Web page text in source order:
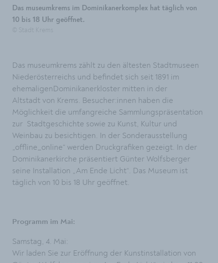
Das museumkrems im Dominikanerkomplex hat täglich von
10 bis 18 Uhr geöffnet.
Das museumkrems zählt zu den ältesten Stadtmuseen
Niederösterreichs und befindet sich seit 1891 im
ehemaligenDominikanerkloster mitten in der
Altstadt von Krems. Besucher:innen haben die
Möglichkeit die umfangreiche Sammlungspräsentation
zur Stadtgeschichte sowie zu Kunst, Kultur und
Weinbau zu besichtigen. In der Sonderausstellung
„offline_online“ werden Druckgrafiken gezeigt. In der
Dominikanerkirche präsentiert Günter Wolfsberger
seine Installation „Am Ende Licht“. Das Museum ist
täglich von 10 bis 18 Uhr geöffnet.
Programm im Mai:
Samstag, 4. Mai:
Wir laden Sie zur Eröffnung der Kunstinstallation von